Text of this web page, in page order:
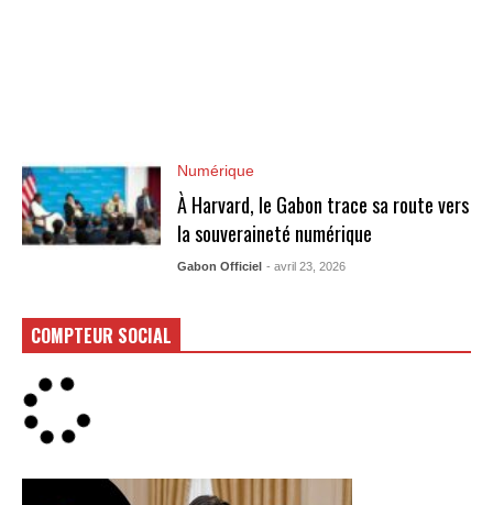
Numérique
À Harvard, le Gabon trace sa route vers
la souveraineté numérique
Gabon Officiel - avril 23, 2026
COMPTEUR SOCIAL